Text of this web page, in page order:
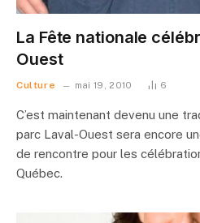
La Fête nationale
Ouest
Culture mai 19, 2010 6
C’est maintenant devenu une
parc Laval-Ouest sera encore
de rencontre pour les
Québec.